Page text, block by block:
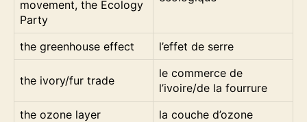
movement, the Ecology
Party
the greenhouse effect l’effet de serre
the ivory/fur trade
le commerce de
l’ivoire/de la fourrure
the ozone layer
la couche d’ozone